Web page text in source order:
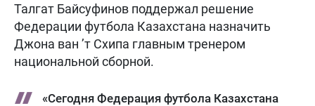
Талгат Байсуфинов поддержал решение
Федерации футбола Казахстана назначить
Джона ван ’т Схипа главным тренером
национальной сборной.
«Сегодня Федерация футбола Казахстана